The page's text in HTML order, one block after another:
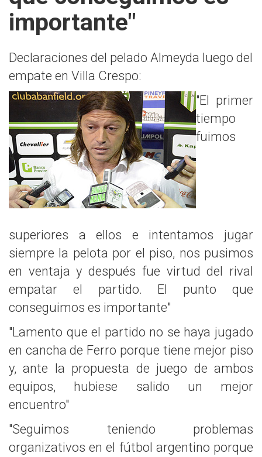
importante"
Declaraciones del pelado Almeyda luego del
empate en Villa Crespo:
"El primer
tiempo
fuimos
superiores a ellos e intentamos jugar
siempre la pelota por el piso, nos pusimos
en ventaja y después fue virtud del rival
empatar el partido. El punto que
conseguimos es importante"
"Lamento que el partido no se haya jugado
en cancha de Ferro porque tiene mejor piso
y, ante la propuesta de juego de ambos
equipos, hubiese salido un mejor
encuentro"
"Seguimos teniendo problemas
organizativos en el fútbol argentino porque